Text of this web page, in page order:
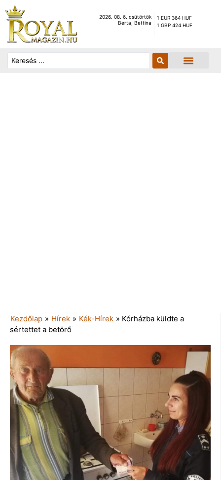
2026. 08. 6. csütörtök
Berta, Bettina
1 EUR 364 HUF
1 GBP 424 HUF
Kezdőlap » Hírek » Kék-Hírek » Kórházba küldte a
sértettet a betörő